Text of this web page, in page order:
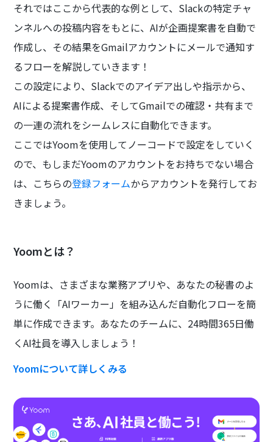
それではここから代表的な例として、Slackの特定チャ
ンネルへの投稿内容をもとに、AIが企画提案書を自動で
作成し、その結果をGmailアカウントにメールで通知す
るフローを解説していきます！
この設定により、Slackでのアイデア出しや指示から、
AIによる提案書作成、そしてGmailでの確認・共有まで
の一連の流れをシームレスに自動化できます。
ここではYoomを使用してノーコードで設定をしていく
ので、もしまだYoomのアカウントをお持ちでない場合
は、こちらの登録フォームからアカウントを発行してお
きましょう。
Yoomとは？
Yoomは、さまざまな業務アプリや、あなたの秘書のよ
うに働く「AIワーカー」を組み込んだ自動化フローを簡
単に作成できます。あなたのチームに、24時間365日働
くAI社員を導入しましょう！
Yoomについて詳しくみる